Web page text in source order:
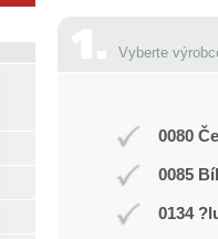
Vyberte
0080
0085
0134